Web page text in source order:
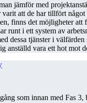
jämför med
att de har tillfört
finns det möjligheter
runt i ett system av
dessa tjänster i
anställd vara ett hot mot
som innan med Fas